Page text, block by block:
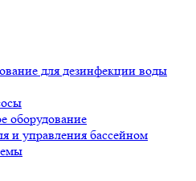
для дезинфекции воды
оборудование
и управления бассейном